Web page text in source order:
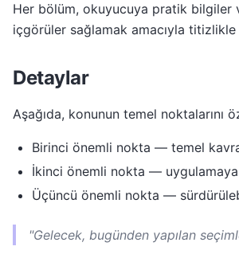
Her bölüm, okuyucuya pratik bilgiler
içgörüler sağlamak amacıyla titizlikle
Detaylar
Aşağıda, konunun temel noktalarını
Birinci önemli nokta — temel
İkinci önemli nokta —
Üçüncü önemli nokta —
"Gelecek, bugünden yapılan